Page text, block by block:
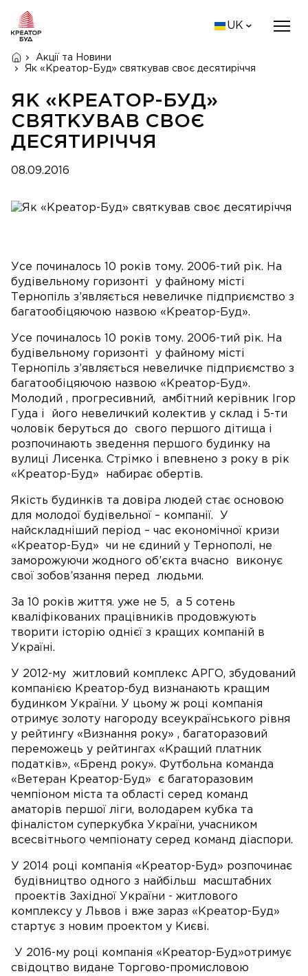
UK
Акції та Новини
Як «Креатор-Буд» святкував своє десятиріччя
ЯК «КРЕАТОР-БУД»
СВЯТКУВАВ СВОЄ
ДЕСЯТИРІЧЧЯ
08.09.2016
Усе починалось 10 років тому. 2006-тий рік. На
будівельному горизонті у файному місті
Тернопіль з’являється невеличке підприємство з
багатообіцяючою назвою «Креатор-Буд».
Усе починалось 10 років тому. 2006-тий рік. На
будівельному горизонті у файному місті
Тернопіль з’являється невеличке підприємство з
багатообіцяючою назвою «Креатор-Буд».
Молодий , прогресивний, амбітний керівник Ігор
Гуда і його невеличкий колектив у склад і 5-ти
чоловік беруться до свого першого дітища і
розпочинають зведення першого будинку на
вулиці Лисенка. Стрімко і впевнено з року в рік
«Креатор-Буд» набирає обертів.
Якість будинків та довіра людей стає основою
для молодої будівельної – компанії. У
найскладніший період – час економічної кризи
«Креатор-Буд» чи не єдиний у Тернополі, не
заморожуючи жодного об’єкта вчасно виконує
свої зобов’язання перед людьми.
За 10 років життя. уже не 5, а 5 сотень
кваліфікованих працівників продовжують
творити історію однієї з кращих компаній в
Україні.
У 2012-му житловий комплекс АРГО, збудований
компанією Креатор-буд визнанають кращим
будинком України. У цьому ж році компанія
отримує золоту нагороду всеукраїнського рівня
у рейтингу «Визнання року» , багаторазовий
переможець у рейтингах «Кращий платник
податків», «Бренд року». Футбольна команда
«Ветеран Креатор-Буд» є багаторазовим
чемпіоном міста та області серед команд
аматорів першої ліги, володарем кубка та
фіналістом суперкубка України, учасником
всесвітнього чемпіонату серед команд діаспори.
У 2014 році компанія «Креатор-Буд» розпочинає
будівництво одного з найбільш масштабних
проектів Західної України - житлового
комплексу у Львов і вже зараз «Креатор-Буд»
стартує з новим проектом у Києві.
У 2016-му році компанія «Креатор-Буд»отримує
свідоцтво видане Торгово-промисловою